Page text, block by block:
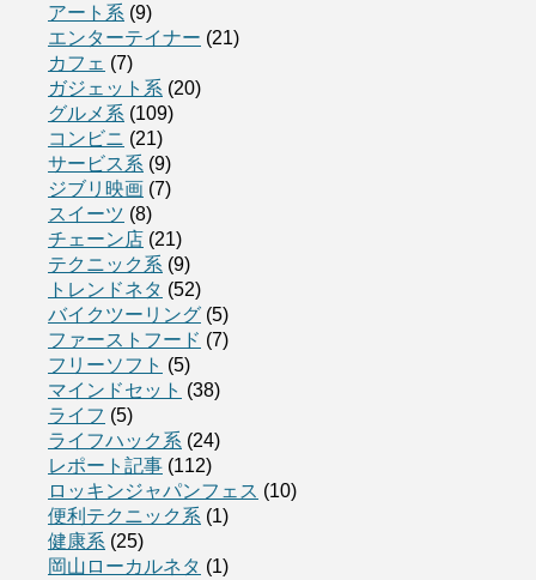
アート系 (9)
エンターテイナー (21)
カフェ (7)
ガジェット系 (20)
グルメ系 (109)
コンビニ (21)
サービス系 (9)
ジブリ映画 (7)
スイーツ (8)
チェーン店 (21)
テクニック系 (9)
トレンドネタ (52)
バイクツーリング (5)
ファーストフード (7)
フリーソフト (5)
マインドセット (38)
ライフ (5)
ライフハック系 (24)
レポート記事 (112)
ロッキンジャパンフェス (10)
便利テクニック系 (1)
健康系 (25)
岡山ローカルネタ (1)